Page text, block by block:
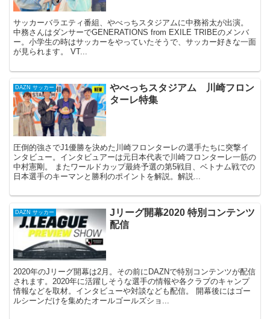
サッカーバラエティ番組、やべっちスタジアムに中務裕太が出演。
中務さんはダンサーでGENERATIONS from EXILE TRIBEのメンバ
ー。小学生の時はサッカーをやっていたそうで、サッカー好きな一面
が見られます。 VT...
DAZN サッカー
やべっちスタジアム 川崎フロン
ターレ特集
圧倒的強さでJ1優勝を決めた川崎フロンターレの選手たちに突撃イ
ンタビュー。インタビュアーは元日本代表で川崎フロンターレ一筋の
中村憲剛。 またワールドカップ最終予選の第5戦目、ベトナム戦での
日本選手のキーマンと勝利のポイントを解説。解説...
DAZN サッカー
Jリーグ開幕2020 特別コンテンツ
配信
2020年のJリーグ開幕は2月。その前にDAZNで特別コンテンツが配信
されます。2020年に活躍しそうな選手の情報や各クラブのキャンプ
情報などを取材。インタビューや対談なども配信。 開幕後にはゴー
ルシーンだけを集めたオールゴールズショ...